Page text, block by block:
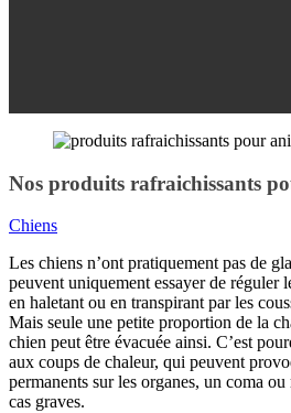
Nos produits rafraichissants
Chiens
Les chiens n’ont pratiquement pas de
peuvent uniquement essayer de réguler
en haletant ou en transpirant par les
Mais seule une petite proportion de la
chien peut être évacuée ainsi. C’est
aux coups de chaleur, qui peuvent
permanents sur les organes, un coma
cas graves.